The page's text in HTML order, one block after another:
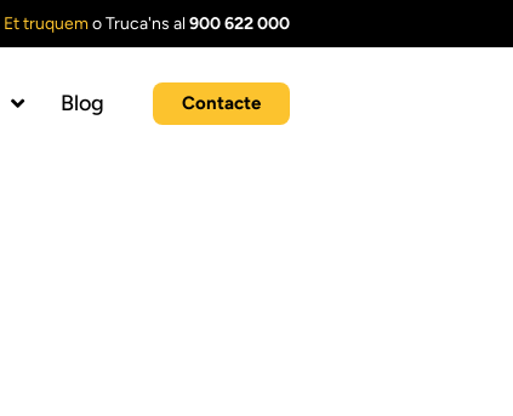
Et truquemoTruca'ns al900 622 000
Blog Contacte